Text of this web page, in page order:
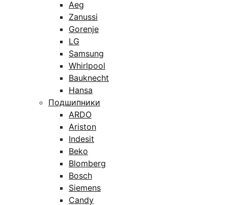
Aeg
Zanussi
Gorenje
LG
Samsung
Whirlpool
Bauknecht
Hansa
Подшипники
ARDO
Ariston
Indesit
Beko
Blomberg
Bosch
Siemens
Candy